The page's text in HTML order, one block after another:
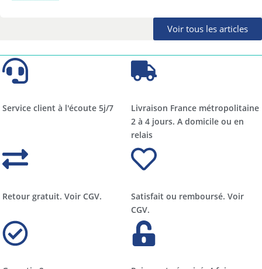
Voir tous les articles
Service client à l'écoute 5j/7
Livraison France métropolitaine
2 à 4 jours. A domicile ou en
relais​​
Retour gratuit. Voir CGV.
Satisfait ou remboursé. Voir
CGV.